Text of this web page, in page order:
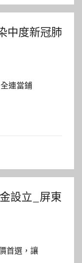
中度新冠肺
連當鋪
設立_屏東
首選，讓